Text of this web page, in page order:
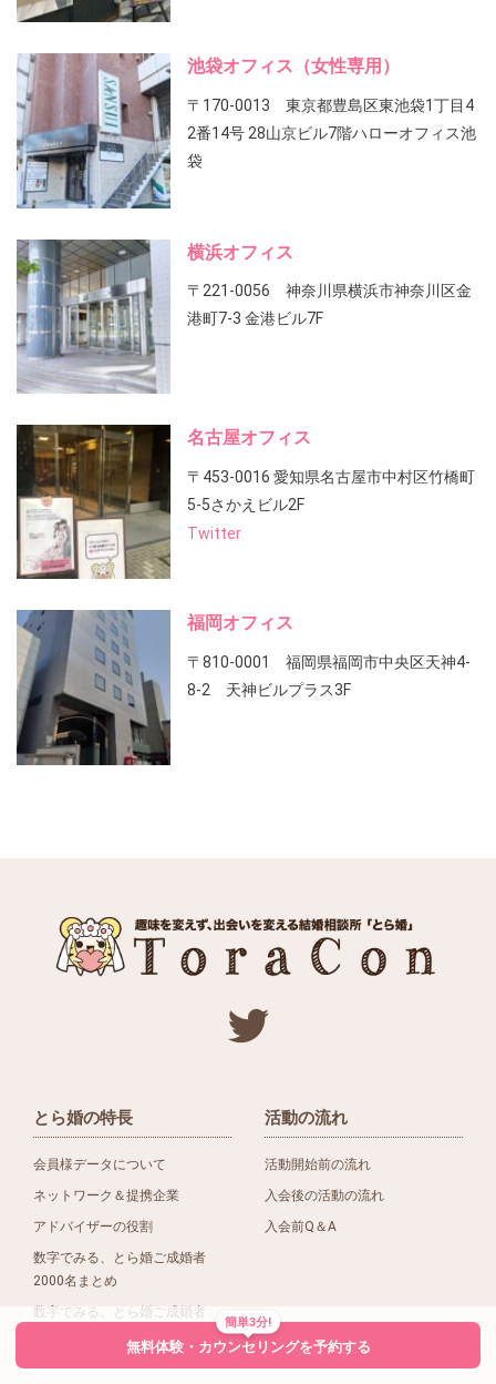
池袋オフィス（女性専用）
〒170-0013 東京都豊島区東池袋1丁目4
2番14号 28山京ビル7階ハローオフィス池
袋
横浜オフィス
〒221-0056 神奈川県横浜市神奈川区金
港町7-3 金港ビル7F
名古屋オフィス
〒453-0016 愛知県名古屋市中村区竹橋町
5-5さかえビル2F
Twitter
福岡オフィス
〒810-0001 福岡県福岡市中央区天神4-
8-2 天神ビルプラス3F
とら婚の特長
会員様データについて
ネットワーク＆提携企業
アドバイザーの役割
数字でみる、とら婚ご成婚者
2000名まとめ
数字でみる、とら婚ご成婚者
活動の流れ
活動開始前の流れ
入会後の活動の流れ
入会前Q＆A
簡単3分!
無料体験・カウンセリングを予約する